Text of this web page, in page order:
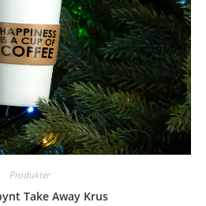
Produkter
Take Away Krus